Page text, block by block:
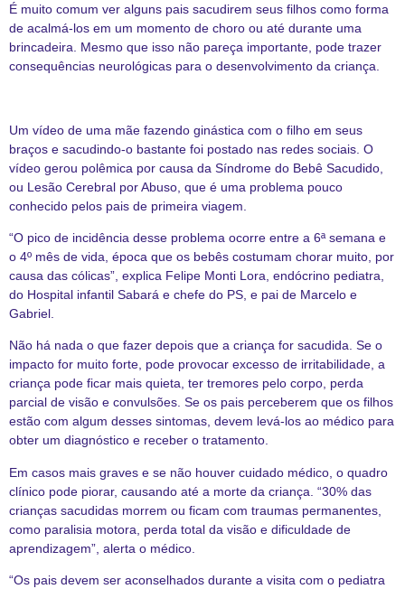
É muito comum ver alguns pais sacudirem seus filhos como forma
de acalmá-los em um momento de choro ou até durante uma
brincadeira. Mesmo que isso não pareça importante, pode trazer
consequências neurológicas para o desenvolvimento da criança.
Um vídeo de uma mãe fazendo ginástica com o filho em seus
braços e sacudindo-o bastante foi postado nas redes sociais. O
vídeo gerou polêmica por causa da Síndrome do Bebê Sacudido,
ou Lesão Cerebral por Abuso, que é uma problema pouco
conhecido pelos pais de primeira viagem.
“O pico de incidência desse problema ocorre entre a 6ª semana e
o 4º mês de vida, época que os bebês costumam chorar muito, por
causa das cólicas”, explica Felipe Monti Lora, endócrino pediatra,
do Hospital infantil Sabará e chefe do PS, e pai de Marcelo e
Gabriel.
Não há nada o que fazer depois que a criança for sacudida. Se o
impacto for muito forte, pode provocar excesso de irritabilidade, a
criança pode ficar mais quieta, ter tremores pelo corpo, perda
parcial de visão e convulsões. Se os pais perceberem que os filhos
estão com algum desses sintomas, devem levá-los ao médico para
obter um diagnóstico e receber o tratamento.
Em casos mais graves e se não houver cuidado médico, o quadro
clínico pode piorar, causando até a morte da criança. “30% das
crianças sacudidas morrem ou ficam com traumas permanentes,
como paralisia motora, perda total da visão e dificuldade de
aprendizagem”, alerta o médico.
“Os pais devem ser aconselhados durante a visita com o pediatra